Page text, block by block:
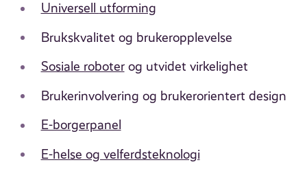
Universell utforming
Brukskvalitet og brukeropplevelse
Sosiale roboterog utvidet virkelighet
Brukerinvolvering og brukerorientert design
E-borgerpanel
E-helse og velferdsteknologi